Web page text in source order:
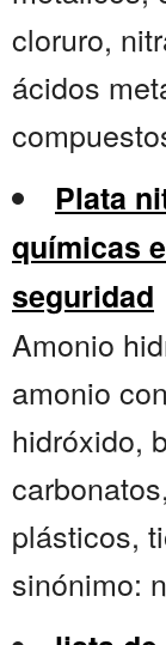
cloruro,
ácidos
Plata
químicas
seguridad
Amonio
amonio
hidróxido,
plásticos,
sinónimo: